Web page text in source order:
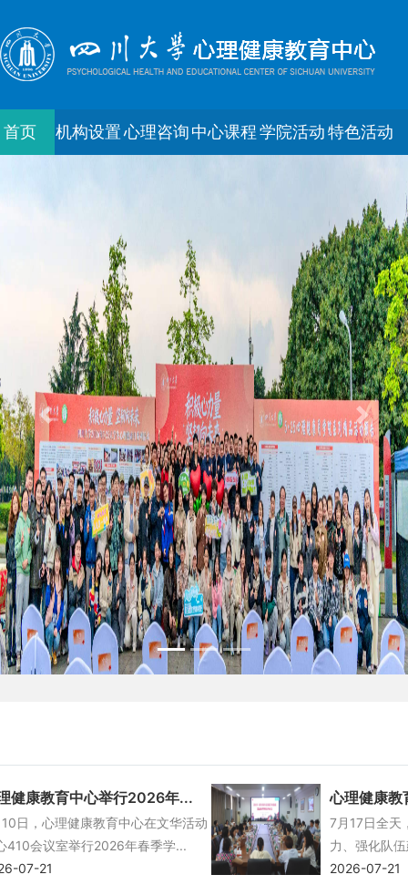
首页 机构设置心理咨询中心课程学院活动特色活动
Previous Next
健康教育中心举行2026年...
日，心理健康教育中心在文华活动
410会议室举行2026年春季学...
07-21
心理健康
7月17日全天
力、强化队
2026-07-21